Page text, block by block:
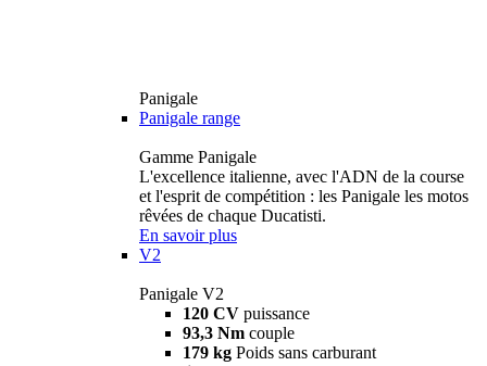
Panigale
Panigale range
Gamme Panigale
L'excellence italienne, avec l'ADN de la course
et l'esprit de compétition : les Panigale les motos
rêvées de chaque Ducatisti.
En savoir plus
V2
Panigale V2
120 CV puissance
93,3 Nm couple
179 kg Poids sans carburant